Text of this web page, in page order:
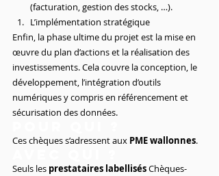
(facturation, gestion des stocks, …).
L’implémentation stratégique
Enfin, la phase ultime du projet est la mise en
œuvre du plan d’actions et la réalisation des
investissements. Cela couvre la conception, le
développement, l’intégration d’outils
numériques y compris en référencement et
sécurisation des données.
Ces chèques s’adressent aux PME wallonnes.
Seuls les prestataires labellisés Chèques-